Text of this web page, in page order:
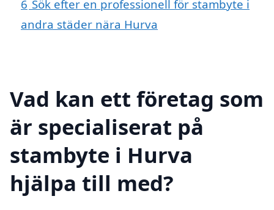
6 Sök efter en professionell för stambyte i
andra städer nära Hurva
Vad kan ett företag som
är specialiserat på
stambyte i Hurva
hjälpa till med?